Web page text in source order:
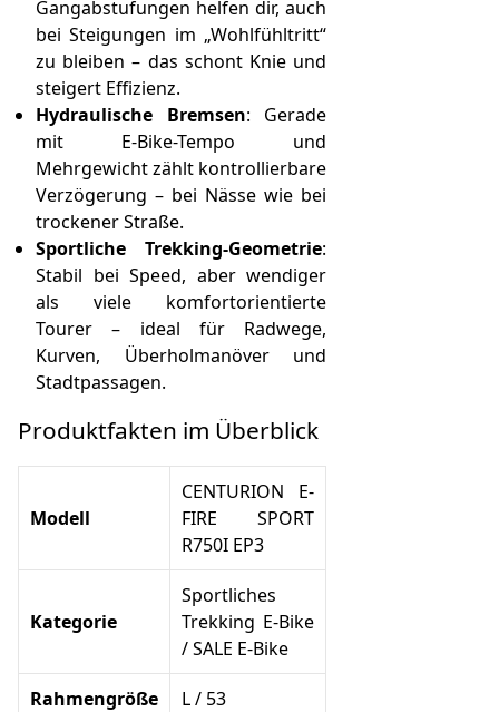
Gangabstufungen helfen dir, auch
bei Steigungen im „Wohlfühltritt“
zu bleiben – das schont Knie und
steigert Effizienz.
Hydraulische Bremsen: Gerade
mit E-Bike-Tempo und
Mehrgewicht zählt kontrollierbare
Verzögerung – bei Nässe wie bei
trockener Straße.
Sportliche Trekking-Geometrie:
Stabil bei Speed, aber wendiger
als viele komfortorientierte
Tourer – ideal für Radwege,
Kurven, Überholmanöver und
Stadtpassagen.
Produktfakten im Überblick
Modell
CENTURION E-
FIRE SPORT
R750I EP3
Kategorie
Sportliches
Trekking E-Bike
/ SALE E-Bike
Rahmengröße L / 53